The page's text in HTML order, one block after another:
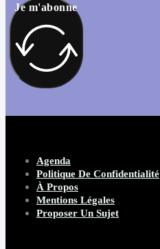
Je m'abonne
Agenda
Politique De Confidentialité
À Propos
Mentions Légales
Proposer Un Sujet